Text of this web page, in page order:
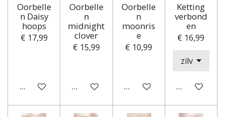
Oorbelle
n Daisy
hoops
€ 17,99
Houd mij op de hoogte
Oorbelle
n
midnight
clover
€ 15,99
In winkelwagen
Oorbelle
n
moonris
e
€ 10,99
In winkelwagen
Ketting
verbond
en
€ 16,99
In